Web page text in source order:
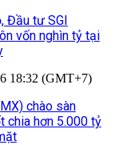
Đầu tư SGI
vốn nghìn tỷ tại
18:32 (GMT+7)
chào sàn
chia hơn 5.000 tỷ